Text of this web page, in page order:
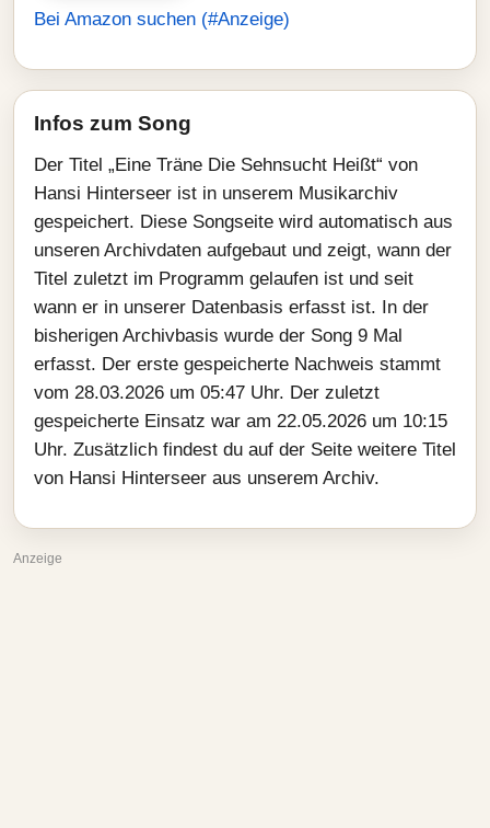
Bei Amazon suchen (#Anzeige)
Infos zum Song
Der Titel „Eine Träne Die Sehnsucht Heißt“ von
Hansi Hinterseer ist in unserem Musikarchiv
gespeichert. Diese Songseite wird automatisch aus
unseren Archivdaten aufgebaut und zeigt, wann der
Titel zuletzt im Programm gelaufen ist und seit
wann er in unserer Datenbasis erfasst ist. In der
bisherigen Archivbasis wurde der Song 9 Mal
erfasst. Der erste gespeicherte Nachweis stammt
vom 28.03.2026 um 05:47 Uhr. Der zuletzt
gespeicherte Einsatz war am 22.05.2026 um 10:15
Uhr. Zusätzlich findest du auf der Seite weitere Titel
von Hansi Hinterseer aus unserem Archiv.
Anzeige